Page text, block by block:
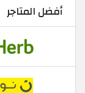
أفضل المتاجر